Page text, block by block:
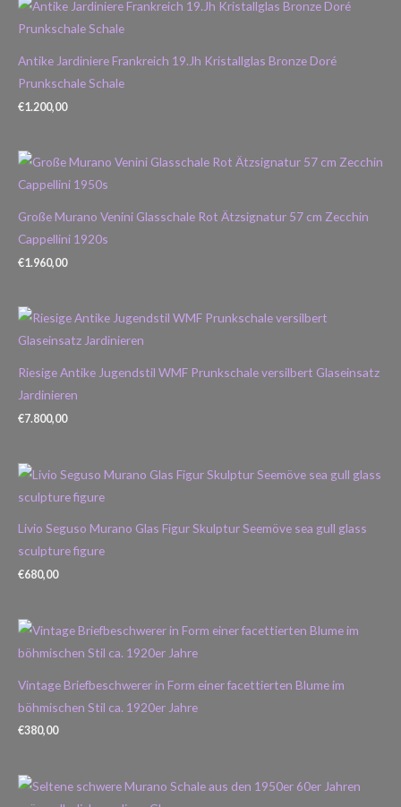
Antike Jardiniere Frankreich 19.Jh Kristallglas Bronze Doré
Prunkschale Schale
€1.200,00
Große Murano Venini Glasschale Rot Ätzsignatur 57 cm Zecchin
Cappellini 1920s
€1.960,00
Riesige Antike Jugendstil WMF Prunkschale versilbert Glaseinsatz
Jardinieren
€7.800,00
Livio Seguso Murano Glas Figur Skulptur Seemöve sea gull glass
sculpture figure
€680,00
Vintage Briefbeschwerer in Form einer facettierten Blume im
böhmischen Stil ca. 1920er Jahre
€380,00